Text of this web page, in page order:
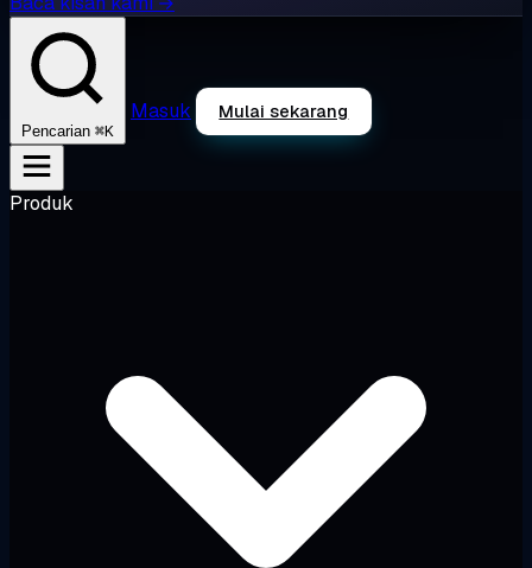
Pencarian ⌘K
Masuk Mulai sekarang
Produk